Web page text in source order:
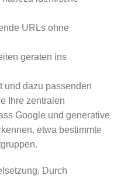
URLs ohne
geraten ins
und dazu passenden
Ihre zentralen
Google und generative
etwa bestimmte
Durch